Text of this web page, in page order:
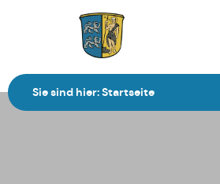
Zur Startseite
Sie sind hier:Startseite